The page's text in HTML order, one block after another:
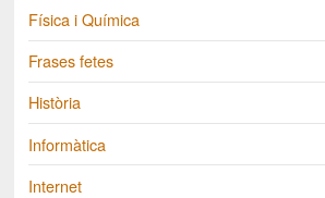
Física i Química
Frases fetes
Història
Informàtica
Internet